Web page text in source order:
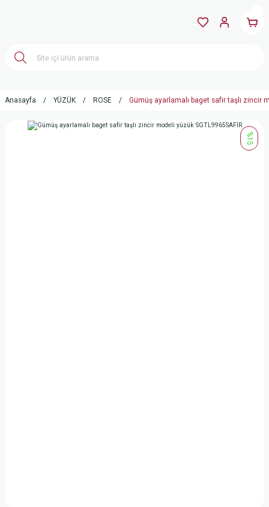
Anasayfa YÜZÜK ROSE Gümüş ayarlamalı baget safir taşlı zincir
%15